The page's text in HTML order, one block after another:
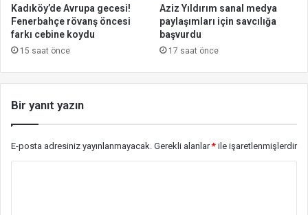
Kadıköy’de Avrupa gecesi!
Fenerbahçe rövanş öncesi
farkı cebine koydu
15 saat önce
Aziz Yıldırım sanal medya
paylaşımları için savcılığa
başvurdu
17 saat önce
Bir yanıt yazın
E-posta adresiniz yayınlanmayacak. Gerekli alanlar* ile işaretlenmişlerdir